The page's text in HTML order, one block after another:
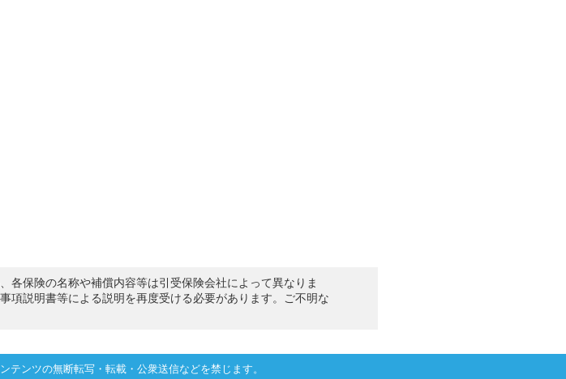
各保険の名称や補償内容等は引受保険会社によって異なりま
項説明書等による説明を再度受ける必要があります。ご不明な
テンツの無断転写・転載・公衆送信などを禁じます。